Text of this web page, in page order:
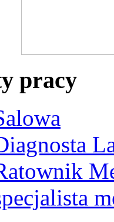
pracy